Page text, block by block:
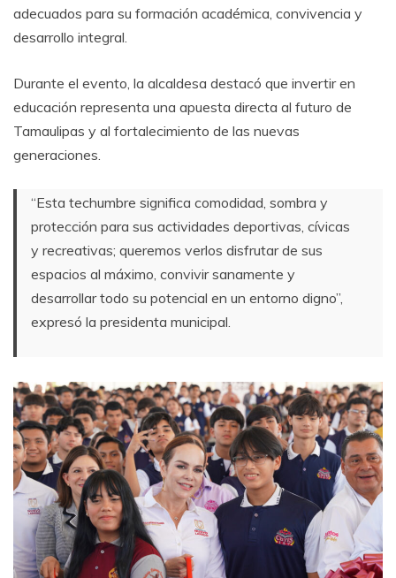
adecuados para su formación académica, convivencia y
desarrollo integral.
Durante el evento, la alcaldesa destacó que invertir en
educación representa una apuesta directa al futuro de
Tamaulipas y al fortalecimiento de las nuevas
generaciones.
“Esta techumbre significa comodidad, sombra y
protección para sus actividades deportivas, cívicas
y recreativas; queremos verlos disfrutar de sus
espacios al máximo, convivir sanamente y
desarrollar todo su potencial en un entorno digno”,
expresó la presidenta municipal.